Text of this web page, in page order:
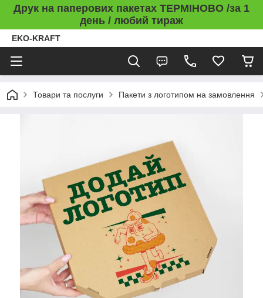
Друк на паперових пакетах ТЕРМІНОВО /за 1
день / любий тираж
EKO-KRAFT
Товари та послуги Пакети з логотипом на замовлення